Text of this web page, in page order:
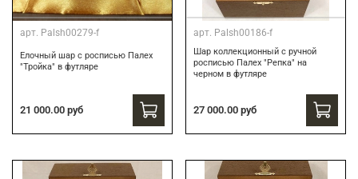
арт. Palsh00279-f
Елочный шар с росписью Палех
"Тройка" в футляре
21 000.00 руб
арт. Palsh00186-f
Шар коллекционный с ручной
росписью Палех "Репка" на
черном в футляре
27 000.00 руб